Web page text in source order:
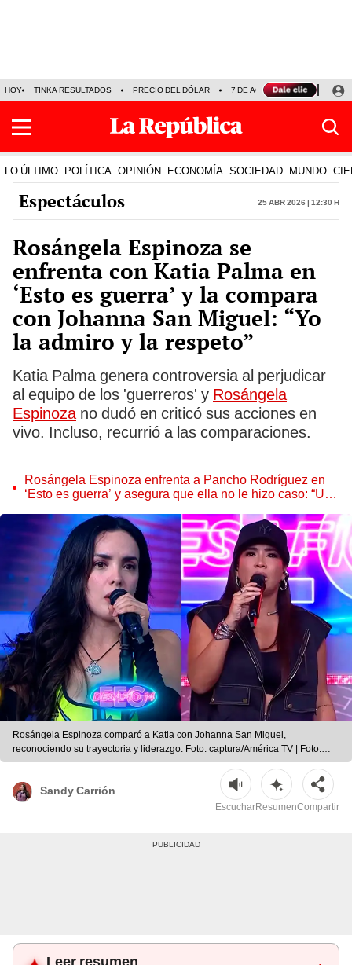
HOY TINKA RESULTADOS PRECIO DEL DÓLAR 7 DE AGOSTO OLLANTA
LO ÚLTIMO POLÍTICA OPINIÓN ECONOMÍA SOCIEDAD MUNDO
Espectáculos 25 Abr 2026 | 12:30 h
Rosángela Espinoza se
enfrenta con Katia Palma en
‘Esto es guerra’ y la compara
con Johanna San Miguel: “Yo
la admiro y la respeto”
Katia Palma genera controversia al perjudicar
al equipo de los 'guerreros' y Rosángela
Espinozano dudó en criticó sus acciones en
vivo. Incluso, recurrió a las comparaciones.
Rosángela Espinoza enfrenta a Pancho Rodríguez en
‘Esto es guerra’ y asegura que ella no le hizo caso: “Un
Rosángela Espinoza comparó a Katia con Johanna San Miguel,
reconociendo su trayectoria y liderazgo. Foto: captura/América TV | Foto:
captura/América TV
Sandy Carrión
EscucharResumenCompartir
Leer resumen